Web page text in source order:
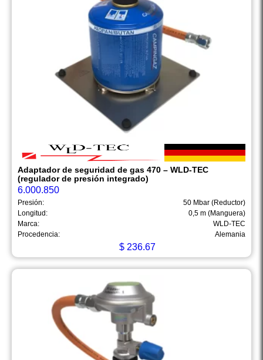
Adaptador de seguridad de gas 470 – WLD-TEC
(regulador de presión integrado)
6.000.850
Presión:
50 Mbar (Reductor)
Longitud:
0,5 m (Manguera)
Marca:
WLD-TEC
Procedencia:
Alemania
$ 236.67